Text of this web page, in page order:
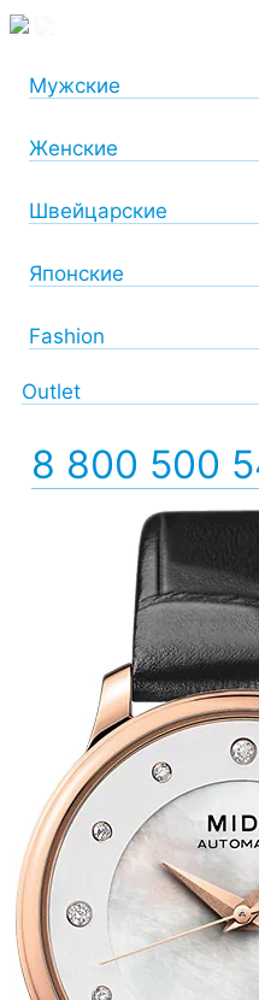
Мужские
Женские
Швейцарские
Японские
Fashion
Outlet
8 800 500